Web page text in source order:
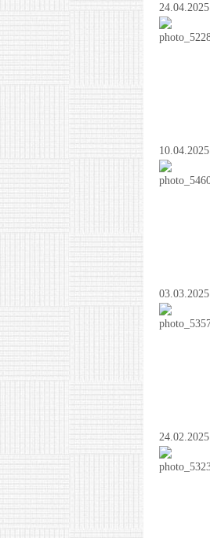
24.04.2025
10.04.2025
03.03.2025
24.02.2025